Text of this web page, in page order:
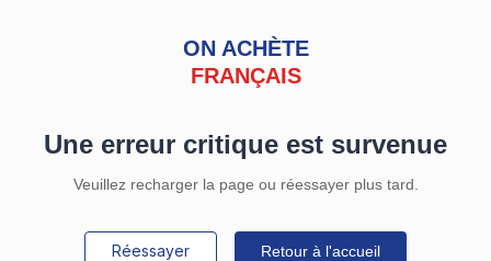
ON ACHÈTE
FRANÇAIS
Une erreur critique est survenue
Veuillez recharger la page ou réessayer plus tard.
Réessayer Retour à l'accueil